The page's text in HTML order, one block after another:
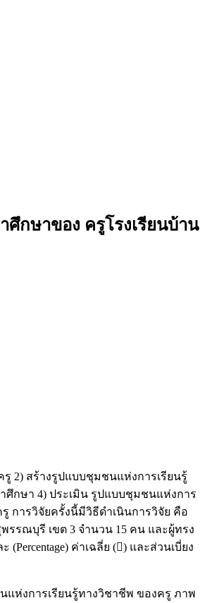
กษาของ ครูโรงเรียนบ้าน
2) สร้างรูปแบบชุมชนแห่งการเรียนรู้
กษา 4) ประเมิน รูปแบบชุมชนแห่งการ
ารวิจัยครั้งนี้มีวิธีดำเนินการวิจัย คือ
รณบุรี เขต 3 จำนวน 15 คน และผู้ทรง
ค่าเฉลี่ย () และส่วนเบี่ยง
ห่งการเรียนรู้ทางวิชาชีพ ของครู ภาพ